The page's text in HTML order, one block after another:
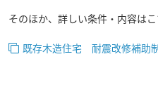
そのほか、詳しい条件・内容は
既存木造住宅 耐震改修補助